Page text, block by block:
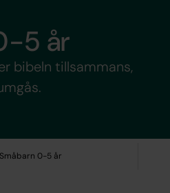
Småbarn 0-5 år
5 år
bibeln tillsammans,